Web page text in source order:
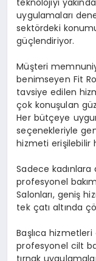
uygulamaları
sektördeki
güçlendiriyor.
Müşteri
benimseyen Fit
tavsiye edilen
çok konuşulan
Her bütçeye
seçenekleriyle
hizmeti erişilebilir
Sadece kadınlara
profesyonel
Salonları, geniş
tek çatı altında
Başlıca
profesyonel cilt
tırnak